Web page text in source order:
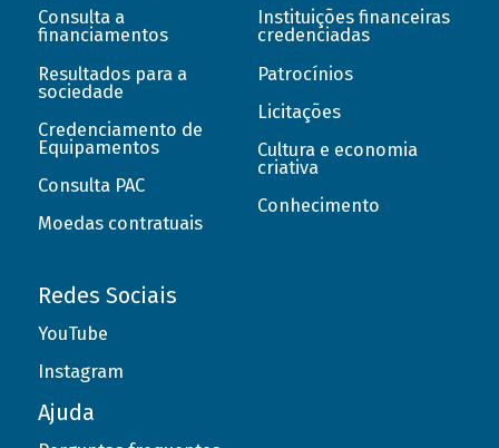
Consulta a
financiamentos
Resultados para a
sociedade
Credenciamento de
Equipamentos
Consulta PAC
Moedas contratuais
Instituições financeiras
credenciadas
Patrocínios
Licitações
Cultura e economia
criativa
Conhecimento
Redes Sociais
YouTube
Instagram
Ajuda